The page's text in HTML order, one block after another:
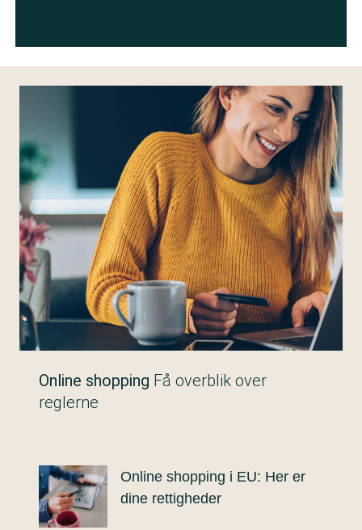
Online shopping Få overblik over
reglerne
Online shopping i EU: Her er
dine rettigheder